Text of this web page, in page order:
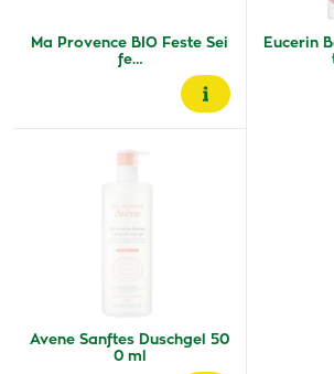
Ma Provence BIO Feste Sei
fe…
Eucerin
Avene Sanftes Duschgel 50
0 ml